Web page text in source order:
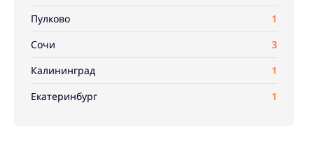
Пулково
1
Сочи
3
Калининград
1
Екатеринбург
1